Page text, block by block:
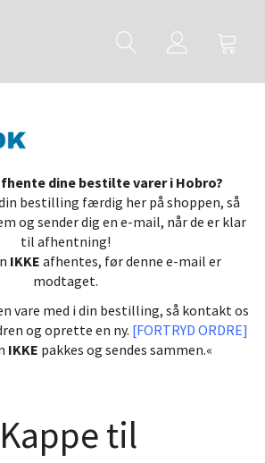
dine bestilte varer i Hobro?
bestilling færdig her på shoppen, så
og sender dig en e-mail, når de er klar
til afhentning!
IKKE afhentes, før denne e-mail er
modtaget.
vare med i din bestilling, så kontakt os
og oprette en ny. [FORTRYD ORDRE]
IKKE pakkes og sendes sammen.«
til